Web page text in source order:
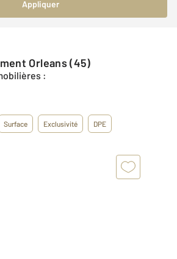
Appliquer
Orleans (45)
:
Surface Exclusivité DPE